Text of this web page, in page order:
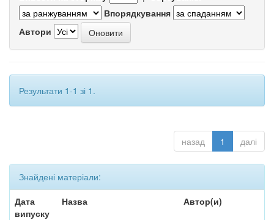
Впорядкування
Автори
Результати 1-1 зі 1.
назад 1 далі
Знайдені матеріали:
Дата
випуску
Назва Автор(и)